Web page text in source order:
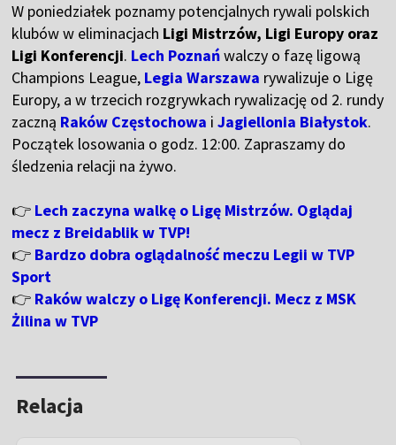
W poniedziałek poznamy potencjalnych rywali polskich
klubów w eliminacjach Ligi Mistrzów, Ligi Europy oraz
Ligi Konferencji. Lech Poznańwalczy o fazę ligową
Champions League, Legia Warszawa rywalizuje o Ligę
Europy, a w trzecich rozgrywkach rywalizację od 2. rundy
zaczną Raków Częstochowa iJagiellonia Białystok.
Początek losowania o godz. 12:00. Zapraszamy do
śledzenia relacji na żywo.
👉 Lech zaczyna walkę o Ligę Mistrzów. Oglądaj
mecz z Breidablik w TVP!
👉 Bardzo dobra oglądalność meczu Legii w TVP
Sport
👉 Raków walczy o Ligę Konferencji. Mecz z MSK
Żilina w TVP
Relacja